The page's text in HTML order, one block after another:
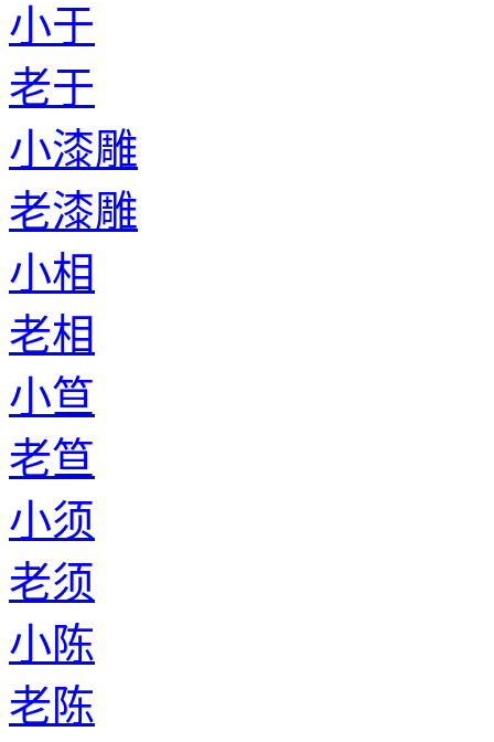
小于
老于
小漆雕
老漆雕
小相
老相
小笪
老笪
小须
老须
小陈
老陈